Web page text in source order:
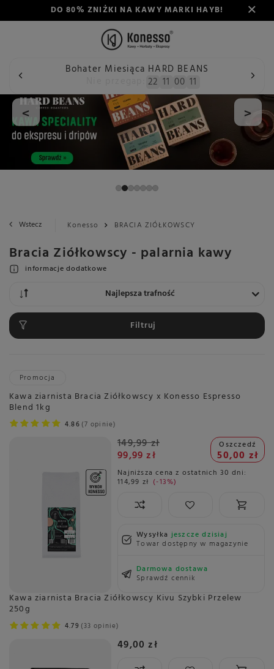
DO 80% ZNIŻKI NA KAWY MARKI HAYB!
Bohater Miesiąca HARD BEANS
22 11 00 11
< >
Wstecz Konesso BRACIA ZIÓŁKOWSCY
Bracia Ziółkowscy - palarnia kawy
informacje dodatkowe
Zmień sortowanie
Najlepsza trafność
Filtruj
Promocja
Kawa ziarnista Bracia Ziółkowscy x Konesso Espresso
Blend 1kg
4.86 7 opinie
149,99 zł
99,99 zł
Oszczedź
50,00 zł
Najniższa cena z ostatnich 30 dni:
114,99 zł -13%
Wysyłkajeszcze dzisiaj
Towar dostępny w magazynie
Darmowa dostawa
Sprawdź cennik
Kawa ziarnista Bracia Ziółkowscy Kivu Szybki Przelew
250g
4.79 33 opinie
49,00 zł